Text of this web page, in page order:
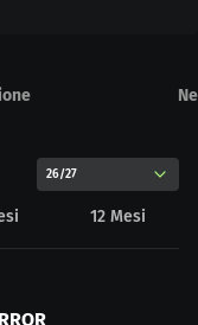
26/27
12 Mesi